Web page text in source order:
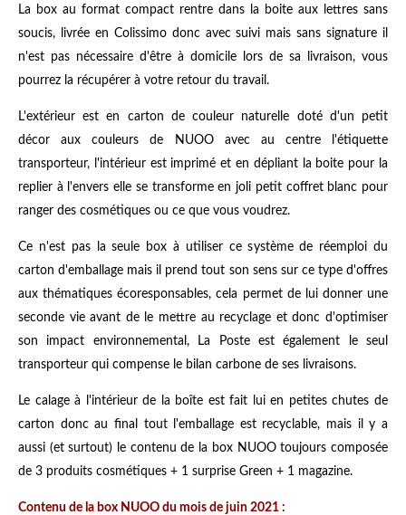
La box au format compact rentre dans la boite aux lettres sans
soucis, livrée en Colissimo donc avec suivi mais sans signature il
n'est pas nécessaire d'être à domicile lors de sa livraison, vous
pourrez la récupérer à votre retour du travail.
L'extérieur est en carton de couleur naturelle doté d'un petit
décor aux couleurs de NUOO avec au centre l'étiquette
transporteur, l'intérieur est imprimé et en dépliant la boite pour la
replier à l'envers elle se transforme en joli petit coffret blanc pour
ranger des cosmétiques ou ce que vous voudrez.
Ce n'est pas la seule box à utiliser ce système de réemploi du
carton d'emballage mais il prend tout son sens sur ce type d'offres
aux thématiques écoresponsables, cela permet de lui donner une
seconde vie avant de le mettre au recyclage et donc d'optimiser
son impact environnemental, La Poste est également le seul
transporteur qui compense le bilan carbone de ses livraisons.
Le calage à l'intérieur de la boîte est fait lui en petites chutes de
carton donc au final tout l'emballage est recyclable, mais il y a
aussi (et surtout) le contenu de la box NUOO toujours composée
de 3 produits cosmétiques + 1 surprise Green + 1 magazine.
Contenu de la box NUOO du mois de juin 2021 :